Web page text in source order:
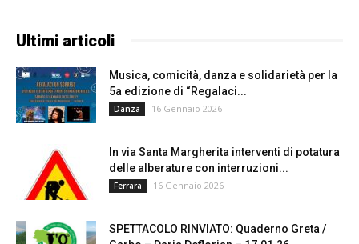
Ultimi articoli
Musica, comicità, danza e solidarietà per la
5a edizione di “Regalaci...
Danza 16 Gennaio 2026
In via Santa Margherita interventi di potatura
delle alberature con interruzioni...
Ferrara 16 Gennaio 2026
SPETTACOLO RINVIATO: Quaderno Greta /